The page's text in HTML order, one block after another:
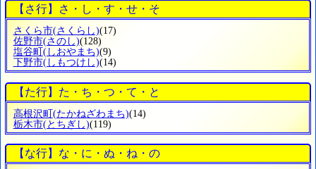
【さ行】さ・し・す・せ・そ
さくら市(さくらし)(17)
佐野市(さのし)(128)
塩谷町 (しおやまち)(9)
下野市(しもつけし)(14)
【た行】た・ち・つ・て・と
高根沢町 (たかねざわまち)(14)
栃木市(とちぎし)(119)
【な行】な・に・ぬ・ね・の